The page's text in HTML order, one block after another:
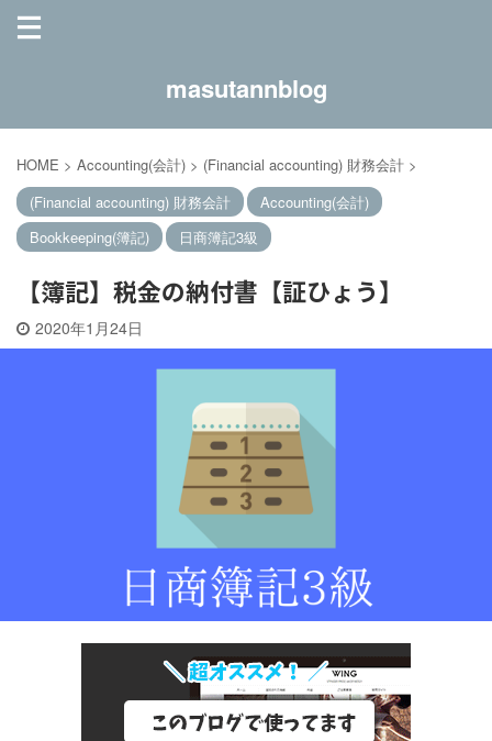
masutannblog
HOME > Accounting(会計) > (Financial accounting) 財務会計 >
(Financial accounting) 財務会計
Accounting(会計)
Bookkeeping(簿記)
日商簿記3級
【簿記】税金の納付書【証ひょう】
2020年1月24日